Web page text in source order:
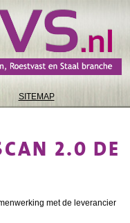
SITEMAP
2.0 DE
met de leverancier